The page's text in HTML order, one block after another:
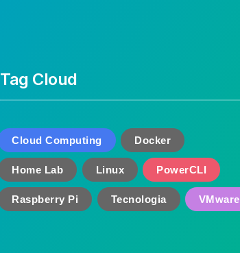
Tag Cloud
Cloud Computing Docker
Home Lab Linux PowerCLI
Raspberry Pi Tecnologia VMware